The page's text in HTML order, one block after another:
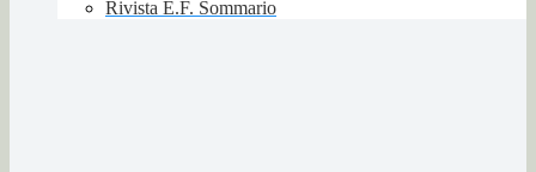
Rivista E.F. Sommario